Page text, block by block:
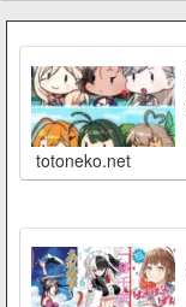
totoneko.net